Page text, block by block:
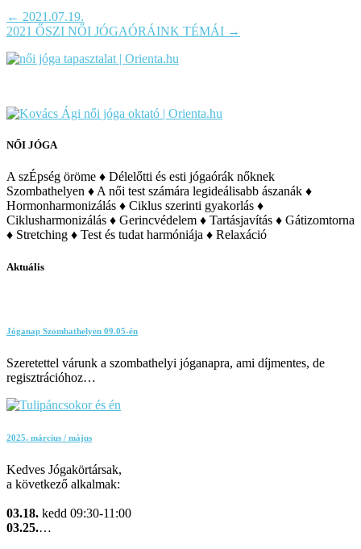
← 2021.07.19.
2021 ŐSZI NŐI JÓGAÓRÁINK TÉMÁI →
NŐI JÓGA
A szÉpség öröme ♦ Délelőtti és esti jógaórák nőknek
Szombathelyen ♦ A női test számára legideálisabb ászanák ♦
Hormonharmonizálás ♦ Ciklus szerinti gyakorlás ♦
Ciklusharmonizálás ♦ Gerincvédelem ♦ Tartásjavítás ♦ Gátizomtorna
♦ Stretching ♦ Test és tudat harmóniája ♦ Relaxáció
Aktuális
Jóganap Szombathelyen 09.05-én
Szeretettel várunk a szombathelyi jóganapra, ami díjmentes, de
regisztrációhoz…
2025. március / május
Kedves Jógakörtársak,
a következő alkalmak:
03.18. kedd 09:30-11:00
03.25.…